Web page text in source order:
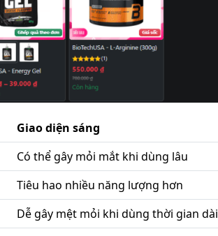
Giao diện sáng
Có thể gây mỏi mắt khi dùng lâu
Tiêu hao nhiều năng lượng hơn
Dễ gây mệt mỏi khi dùng thời gian dài